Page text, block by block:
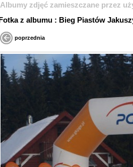
Albumy zdjęć zamieszczane przez
Fotka z albumu : Bieg Piastów
poprzednia